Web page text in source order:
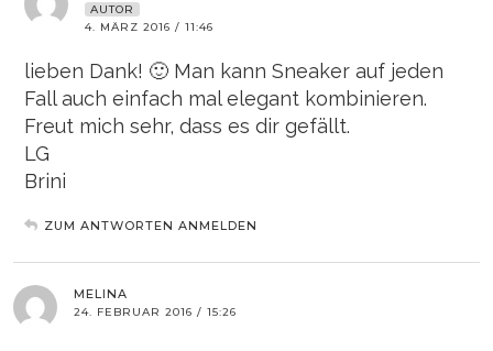
AUTOR
4. MÄRZ 2016 / 11:46
lieben Dank! 🙂 Man kann Sneaker auf jeden
Fall auch einfach mal elegant kombinieren.
Freut mich sehr, dass es dir gefällt.
LG
Brini
ZUM ANTWORTEN ANMELDEN
MELINA
24. FEBRUAR 2016 / 15:26